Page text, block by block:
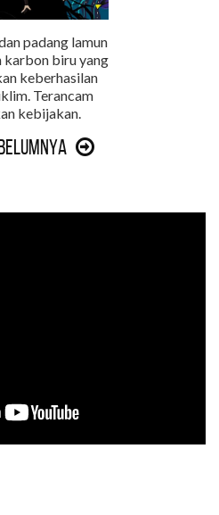
padang lamun
karbon biru yang
keberhasilan
Terancam
kebijakan.